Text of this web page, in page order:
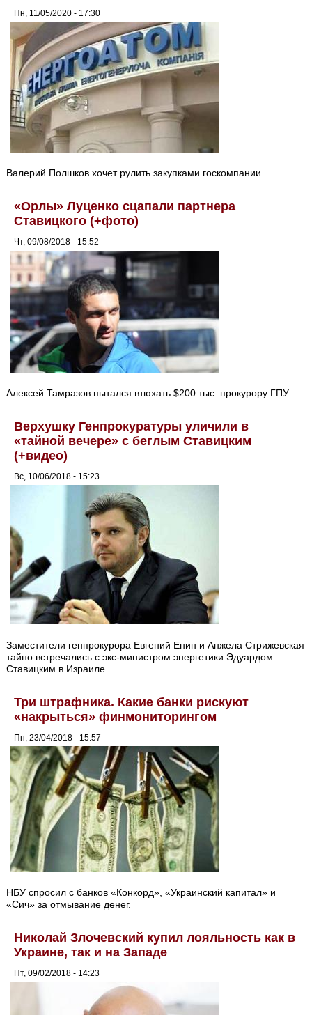
Пн, 11/05/2020 - 17:30
Валерий Полшков хочет рулить закупками госкомпании.
«Орлы» Луценко сцапали партнера
Ставицкого (+фото)
Чт, 09/08/2018 - 15:52
Алексей Тамразов пытался втюхать $200 тыс. прокурору ГПУ.
Верхушку Генпрокуратуры уличили в
«тайной вечере» с беглым Ставицким
(+видео)
Вс, 10/06/2018 - 15:23
Заместители генпрокурора Евгений Енин и Анжела Стрижевская
тайно встречались с экс-министром энергетики Эдуардом
Ставицким в Израиле.
Три штрафника. Какие банки рискуют
«накрыться» финмониторингом
Пн, 23/04/2018 - 15:57
НБУ спросил с банков «Конкорд», «Украинский капитал» и
«Сич» за отмывание денег.
Николай Злочевский купил лояльность как в
Украине, так и на Западе
Пт, 09/02/2018 - 14:23